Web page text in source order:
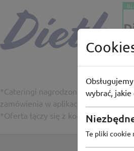
*Cateringi nagrodzone w plebiscycie
zamówienia w aplikacji Dietly o min.
*Oferta łączy się z kodem
wybrać, jakie
Te pliki cookie